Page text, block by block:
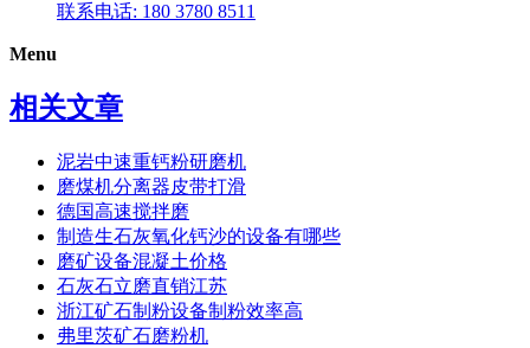
联系电话: 180 3780 8511
Menu
相关文章
泥岩中速重钙粉研磨机
磨煤机分离器皮带打滑
德国高速搅拌磨
制造生石灰氧化钙沙的设备有哪些
磨矿设备混凝土价格
石灰石立磨直销江苏
浙江矿石制粉设备制粉效率高
弗里茨矿石磨粉机